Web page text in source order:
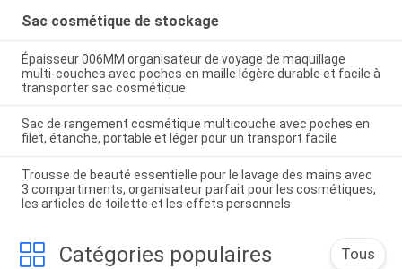
Sac cosmétique de stockage
Épaisseur 006MM organisateur de voyage de maquillage
multi-couches avec poches en maille légère durable et facile à
transporter sac cosmétique
Sac de rangement cosmétique multicouche avec poches en
filet, étanche, portable et léger pour un transport facile
Trousse de beauté essentielle pour le lavage des mains avec
3 compartiments, organisateur parfait pour les cosmétiques,
les articles de toilette et les effets personnels
Catégories populaires Tous